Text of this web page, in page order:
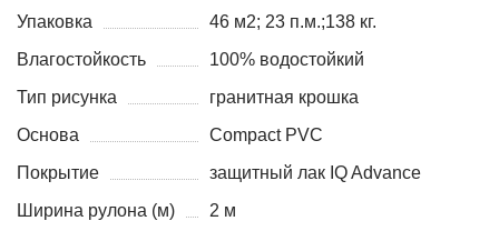
Упаковка
46 м2; 23 п.м.;138 кг.
Влагостойкость
100% водостойкий
Тип рисунка
гранитная крошка
Основа
Compact PVC
Покрытие
защитный лак IQ Advance
Ширина рулона (м)
2 м